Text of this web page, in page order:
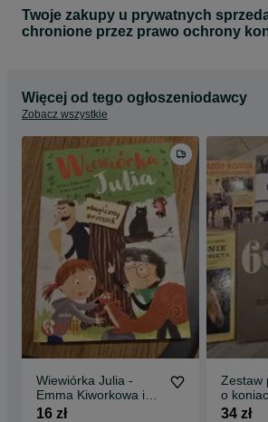
Twoje zakupy u prywatnych
chronione przez prawo ochrony
Więcej od tego ogłoszeniodawcy
Zobacz wszystkie
Wiewiórka Julia -
Emma Kiworkowa i
Anna Sakowicz
16 zł
Zestaw
o
konna
34 zł